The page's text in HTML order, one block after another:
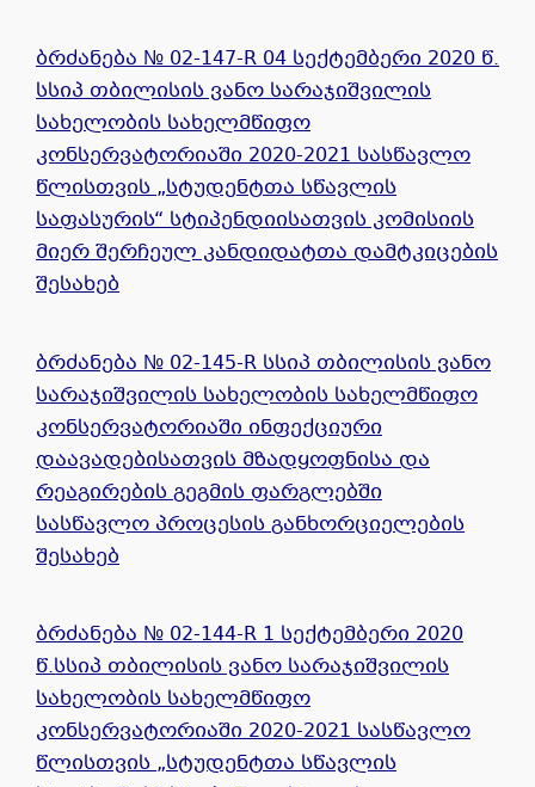
ბრძანება № 02-147-R 04 სექტემბერი 2020 წ.
სსიპ თბილისის ვანო სარაჯიშვილის
სახელობის სახელმწიფო
კონსერვატორიაში 2020-2021 სასწავლო
წლისთვის „სტუდენტთა სწავლის
საფასურის“ სტიპენდიისათვის კომისიის
მიერ შერჩეულ კანდიდატთა დამტკიცების
შესახებ
ბრძანება № 02-145-R სსიპ თბილისის ვანო
სარაჯიშვილის სახელობის სახელმწიფო
კონსერვატორიაში ინფექციური
დაავადებისათვის მზადყოფნისა და
რეაგირების გეგმის ფარგლებში
სასწავლო პროცესის განხორციელების
შესახებ
ბრძანება № 02-144-R 1 სექტემბერი 2020
წ.სსიპ თბილისის ვანო სარაჯიშვილის
სახელობის სახელმწიფო
კონსერვატორიაში 2020-2021 სასწავლო
წლისთვის „სტუდენტთა სწავლის